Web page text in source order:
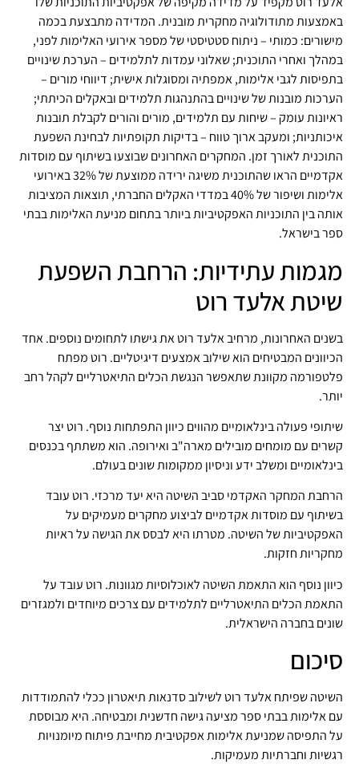
באמצעות מתודולוגיה מחקרית מובנית. המדידה מתבצעת בכמה
מישורים: כמותי – ניתוח סטטיסטי של מספר אירועי האלימות לפני,
במהלך ואחרי התוכנית; שאלוני עמדות לתלמידים – הערכת שינויים
בתפיסות לגבי אלימות, אמפתיה ומסוגלות אישית; דיווחי מורים –
הערכות מובנות של שינויים בהתנהגות תלמידים ובאקלים הכיתתי;
ראיונות עומק – שיחות עם תלמידים, מורים והורים לקבלת תובנות
איכותניות; ומעקב ארוך טווח – בדיקות תקופתיות לבחינת השפעת
התוכנית לאורך זמן. המחקרים האחרונים שבוצעו בשיתוף עם מוסדות
אקדמיים הראו שהתוכנית משיגה ירידה ממוצעת של 32% באירועי
אלימות ושיפור של 40% במדדי האקלים החברתי, תוצאות המציבות
אותה בין התוכניות האפקטיביות ביותר בתחום מניעת האלימות בבתי
ספר בישראל.
מגמות עתידיות: הרחבת השפעת
שיטת אלעד רוט
בשנים האחרונות, מרחיב אלעד רוט את גישתו לתחומים נוספים. אחד
הכיוונים המבטיחים הוא שילוב אמצעים דיגיטליים. רוט מפתח
פלטפורמה מקוונת שתאפשר הנגשת הכלים התיאטרליים לקהל רחב
יותר.
שיתופי פעולה בינלאומיים מהווים כיוון התפתחות נוסף. רוט יצר
קשרים עם מומחים מובילים מארה"ב ואירופה. הוא משתתף בכנסים
בינלאומיים ומשלב ידע וניסיון ממקומות שונים בעולם.
הרחבת המחקר האקדמי סביב השיטה היא יעד מרכזי. רוט עובד
בשיתוף עם מוסדות אקדמיים לביצוע מחקרים מעמיקים על
האפקטיביות של השיטה. מטרתו היא לבסס את הגישה על ראיות
מחקריות חזקות.
כיוון נוסף הוא התאמת השיטה לאוכלוסיות מגוונות. רוט עובד על
התאמת הכלים התיאטרליים לתלמידים עם צרכים מיוחדים ולמגזרים
שונים בחברה הישראלית.
סיכום
השיטה שפיתח אלעד רוט לשילוב סדנאות תיאטרון ככלי להתמודדות
עם אלימות בבתי ספר מציעה גישה חדשנית ומבטיחה. היא מבוססת
על התפיסה שמניעת אלימות אפקטיבית מחייבת פיתוח מיומנויות
רגשיות וחברתיות מעמיקות.